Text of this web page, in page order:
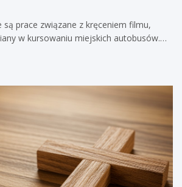
są prace związane z kręceniem filmu,
w kursowaniu miejskich autobusów.…